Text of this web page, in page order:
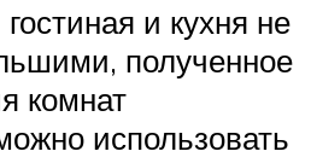
и кухня не
полученное
комнат
использовать